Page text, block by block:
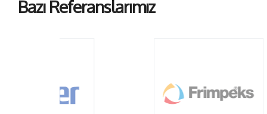
Bazı Referanslarımız